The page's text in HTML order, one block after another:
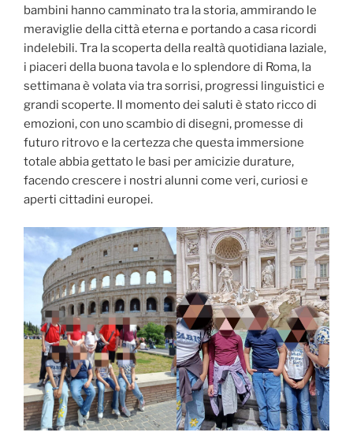
bambini hanno camminato tra la storia, ammirando le
meraviglie della città eterna e portando a casa ricordi
indelebili. Tra la scoperta della realtà quotidiana laziale,
i piaceri della buona tavola e lo splendore di Roma, la
settimana è volata via tra sorrisi, progressi linguistici e
grandi scoperte. Il momento dei saluti è stato ricco di
emozioni, con uno scambio di disegni, promesse di
futuro ritrovo e la certezza che questa immersione
totale abbia gettato le basi per amicizie durature,
facendo crescere i nostri alunni come veri, curiosi e
aperti cittadini europei.